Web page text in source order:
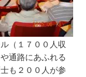
（１７００人収
通路にあふれる
も２００人が参